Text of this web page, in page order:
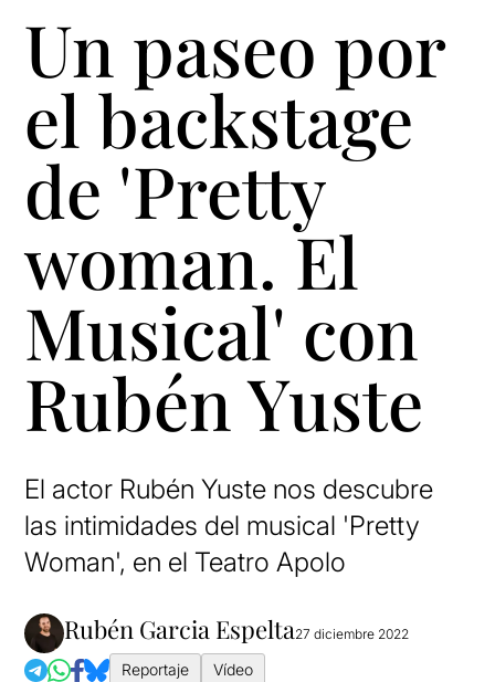
Un paseo por
el backstage
de 'Pretty
woman. El
Musical' con
Rubén Yuste
El actor Rubén Yuste nos descubre
las intimidades del musical 'Pretty
Woman', en el Teatro Apolo
Rubén Garcia Espelta27 diciembre 2022
Reportaje Vídeo